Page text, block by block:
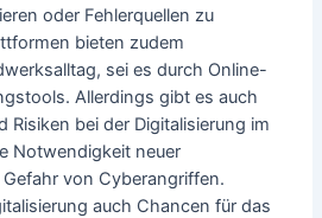
oder Fehlerquellen zu
bieten zudem
sei es durch Online-
Allerdings gibt es auch
Risiken bei der Digitalisierung im
Notwendigkeit neuer
von Cyberangriffen.
auch Chancen für das